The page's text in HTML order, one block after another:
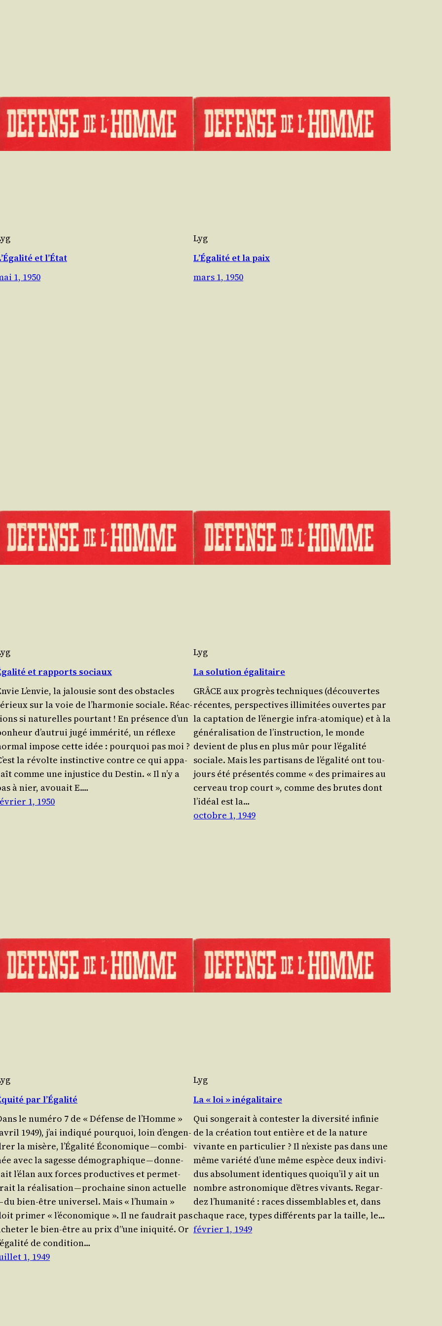
et l’État
1, 1950
Lyg
L’Égalité et la paix
mars 1, 1950
et rapports sociaux
L’envie, la jalou­sie sont des obs­tacles
sur la voie de l’harmonie sociale. Réac­
si natu­relles pour­tant ! En pré­sence d’un
d’autrui jugé immé­ri­té, un réflexe
impose cette idée : pour­quoi pas moi ?
la révolte ins­tinc­tive contre ce qui appa­
comme une injus­tice du Des­tin. « Il n’y a
à nier, avouait E.…
1, 1950
Lyg
La solution égalitaire
GRÂCE aux pro­grès tech­niques (décou­vertes
récentes, pers­pec­tives illi­mi­tées ouvertes par
la cap­ta­tion de l’énergie infra-ato­mique) et à la
géné­ra­li­sa­tion de l’instruction, le monde
devient de plus en plus mûr pour l’égalité
sociale. Mais les par­ti­sans de l’égalité ont tou­
jours été pré­sen­tés comme « des pri­maires au
cer­veau trop court », comme des brutes dont
l’idéal est la…
octobre 1, 1949
par l’Égalité
le numé­ro 7 de « Défense de l’Homme »
1949), j’ai indi­qué pour­quoi, loin d’en­gen­
la misère, l’É­ga­li­té Éco­no­mique — com­bi­
avec la sagesse démo­gra­phique — don­ne­
l’é­lan aux forces pro­duc­tives et per­met­
la réa­li­sa­tion — pro­chaine sinon actuelle
du bien-être universel. Mais « l’hu­main »
pri­mer « l’é­co­no­mique ». Il ne fau­drait pas
le bien-être au prix d”une ini­qui­té. Or
de condi­tion…
1, 1949
Lyg
La « loi » inégalitaire
Qui son­ge­rait à contes­ter la diver­si­té infi­nie
de la créa­tion tout entière et de la nature
vivante en par­ti­cu­lier ? Il n’existe pas dans une
même varié­té d’une même espèce deux indi­vi­
dus abso­lu­ment iden­tiques quoi­qu’il y ait un
nombre astro­no­mique d’êtres vivants. Regar­
dez l’humanité : races dis­sem­blables et, dans
chaque race, types dif­fé­rents par la taille, le…
février 1, 1949